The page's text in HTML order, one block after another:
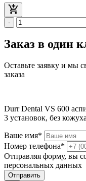
-
Заказ в один
Оставьте заявку и мы
заказа
Durr Dental VS 600
3 установок, без
Ваше имя*
Номер телефона*
Отправляя форму, вы
персональных данных
Отправить